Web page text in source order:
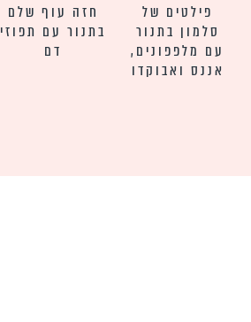
פילטים של
סלמון בתנור
עם מלפפונים,
אננס ואבוקדו
חזה עוף שלם
בתנור עם תפוזי
דם